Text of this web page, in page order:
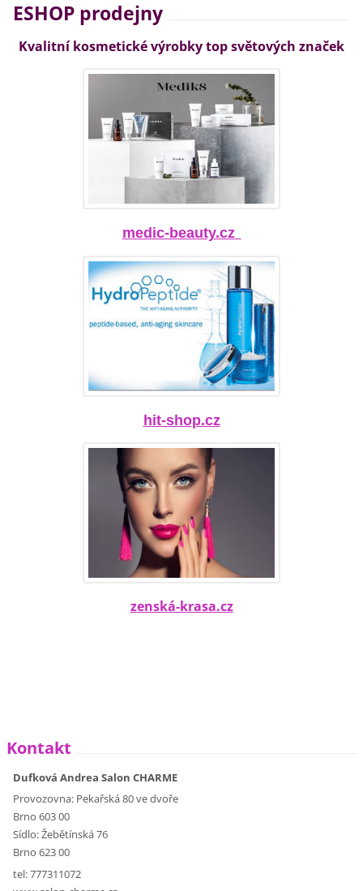
ESHOP prodejny
Kvalitní kosmetické výrobky top světových značek
medic-beauty.cz
hit-shop.cz
zenská-krasa.cz
Kontakt
Dufková Andrea Salon CHARME
Provozovna: Pekařská 80 ve dvoře
Brno 603 00
Sídlo: Žebětínská 76
Brno 623 00
tel: 777311072